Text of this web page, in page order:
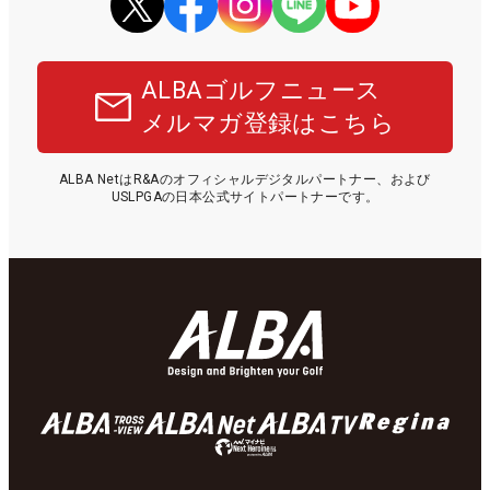
ALBAゴルフニュース
メルマガ登録はこちら
ALBA NetはR&Aのオフィシャルデジタルパートナー、および
USLPGAの日本公式サイトパートナーです。